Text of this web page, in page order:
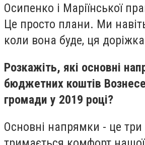
Осипенко і Маріїнської
Це просто плани. Ми
коли вона буде, ця
Розкажіть, які основні
бюджетних коштів
громади у 2019 році?
Основні напрямки - це